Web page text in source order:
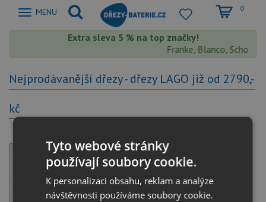
Zobrazit
MENU 0
Extra sleva 5 % na top značky!
Franke, Blanco,
Nejprodávanější dřezy - dřezy LAGO již od 2790,-
kč
Tyto webové stránky
používají soubory cookie.
K personalizaci obsahu, reklam a analýze
návštěvnosti používáme soubory cookie.